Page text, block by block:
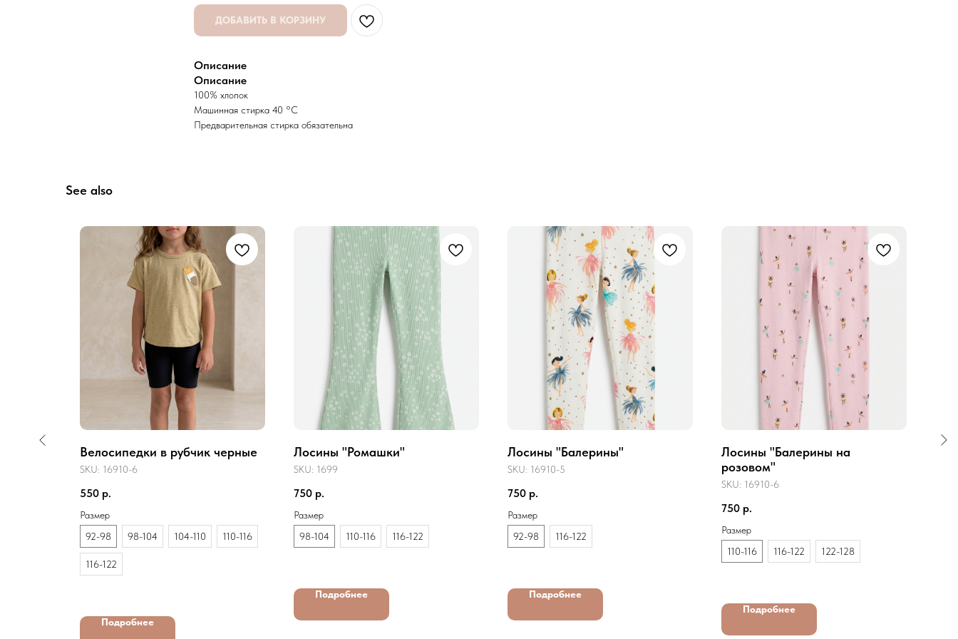
ДОБАВИТЬ В КОРЗИНУ
Описание
Описание
100% хлопок
Машинная стирка 40 °C
Предварительная стирка обязательна
See also
Велосипедки в рубчик черные
SKU: 16910-6
550 р.
Размер
92-98
98-104 104-110 110-116
116-122
Подробнее
Лосины "Ромашки"
SKU: 1699
750 р.
Размер
98-104
110-116 116-122
Подробнее
Лосины "Балерины"
SKU: 16910-5
750 р.
Размер
92-98
116-122
Подробнее
Лосины "Балерины на
розовом"
SKU: 16910-6
750 р.
Размер
110-116
116-122 122-128
Подробнее